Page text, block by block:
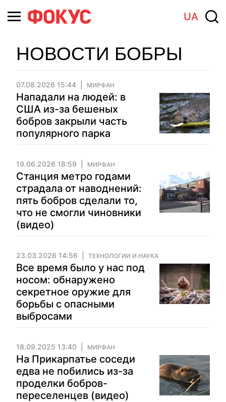
UA
НОВОСТИ БОБРЫ
07.08.2026 15:44 МИРФАН
Нападали на людей: в
США из-за бешеных
бобров закрыли часть
популярного парка
19.06.2026 18:59 МИРФАН
Станция метро годами
страдала от наводнений:
пять бобров сделали то,
что не смогли чиновники
(видео)
23.03.2026 14:56 ТЕХНОЛОГИИ И НАУКА
Все время было у нас под
носом: обнаружено
секретное оружие для
борьбы с опасными
выбросами
18.09.2025 13:40 МИРФАН
На Прикарпатье соседи
едва не побились из-за
проделки бобров-
переселенцев (видео)